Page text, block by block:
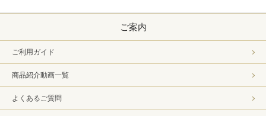
ご案内
ご利用ガイド
商品紹介動画一覧
よくあるご質問